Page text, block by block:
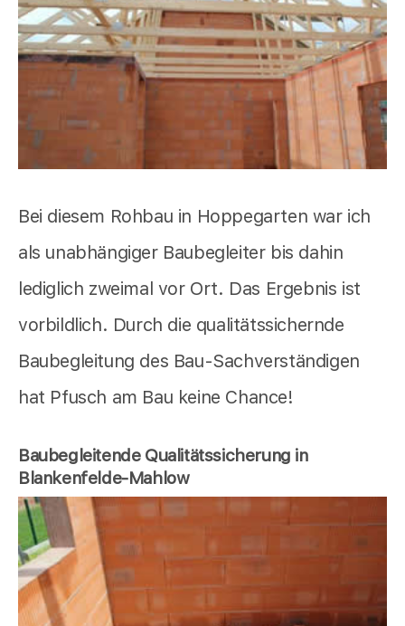
Bei diesem Rohbau in Hoppegarten war ich
als unabhängiger Baubegleiter bis dahin
lediglich zweimal vor Ort. Das Ergebnis ist
vorbildlich. Durch die qualitätssichernde
Baubegleitung des Bau-Sachverständigen
hat Pfusch am Bau keine Chance!
Baubegleitende Qualitätssicherung in
Blankenfelde-Mahlow